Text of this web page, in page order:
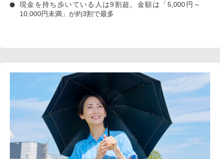
現金を持ち歩いている人は9割超 。金額は「5,000円～
10,000円未満」が約3割で最多